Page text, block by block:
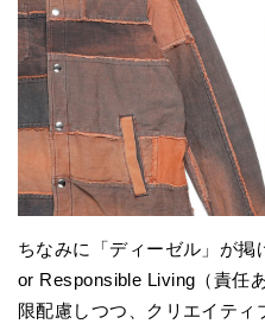
ちなみに「ディーゼル」が掲
or Responsible Living（責任
限配慮しつつ、クリエイティ